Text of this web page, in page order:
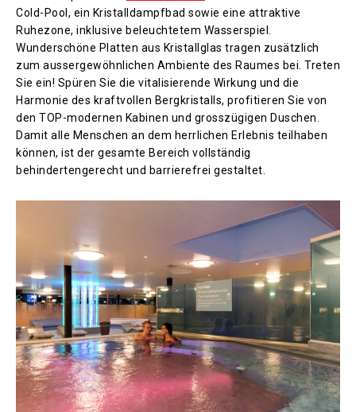
Cold-Pool, ein Kristalldampfbad sowie eine attraktive
Ruhezone, inklusive beleuchtetem Wasserspiel.
Wunderschöne Platten aus Kristallglas tragen zusätzlich
zum aussergewöhnlichen Ambiente des Raumes bei. Treten
Sie ein! Spüren Sie die vitalisierende Wirkung und die
Harmonie des kraftvollen Bergkristalls, profitieren Sie von
den TOP-modernen Kabinen und grosszügigen Duschen.
Damit alle Menschen an dem herrlichen Erlebnis teilhaben
können, ist der gesamte Bereich vollständig
behindertengerecht und barrierefrei gestaltet.